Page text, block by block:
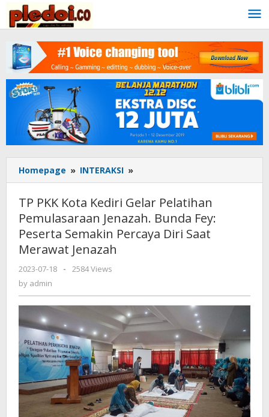
content
Homepage » INTERAKSI »
PKK
Kota
Kediri
Gelar
Pelatihan
Peserta
Semakin
Percaya
Diri
Saat
Merawat
Jenazah
TP PKK Kota Kediri Gelar Pelatihan
Pemulasaraan Jenazah. Bunda Fey:
Peserta Semakin Percaya Diri Saat
Merawat Jenazah
2023-07-18
by
-
2584 Views
by admin